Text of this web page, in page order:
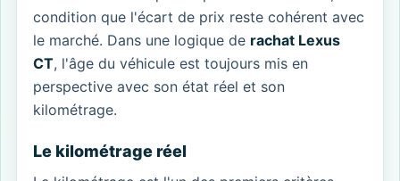
condition que l'écart de prix reste cohérent avec
le marché. Dans une logique de rachat Lexus
CT, l'âge du véhicule est toujours mis en
perspective avec son état réel et son
kilométrage.
Le kilométrage réel